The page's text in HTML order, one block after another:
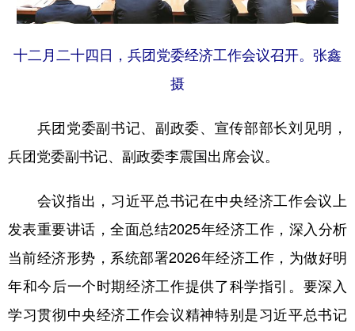
English Español Français عربى
十二月二十四日，兵团党委经济工作会议召开。张鑫
摄
兵团党委副书记、副政委、宣传部部长刘见明，
兵团党委副书记、副政委李震国出席会议。
会议指出，习近平总书记在中央经济工作会议上
发表重要讲话，全面总结2025年经济工作，深入分析
当前经济形势，系统部署2026年经济工作，为做好明
年和今后一个时期经济工作提供了科学指引。要深入
学习贯彻中央经济工作会议精神特别是习近平总书记